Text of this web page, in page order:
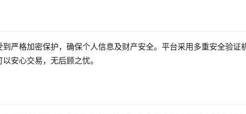
严格加密保护，确保个人信息及财产安全。平台采用多重安全验证
安心交易，无后顾之忧。